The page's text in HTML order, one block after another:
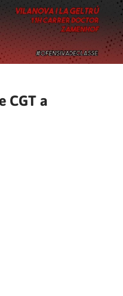
CGT a